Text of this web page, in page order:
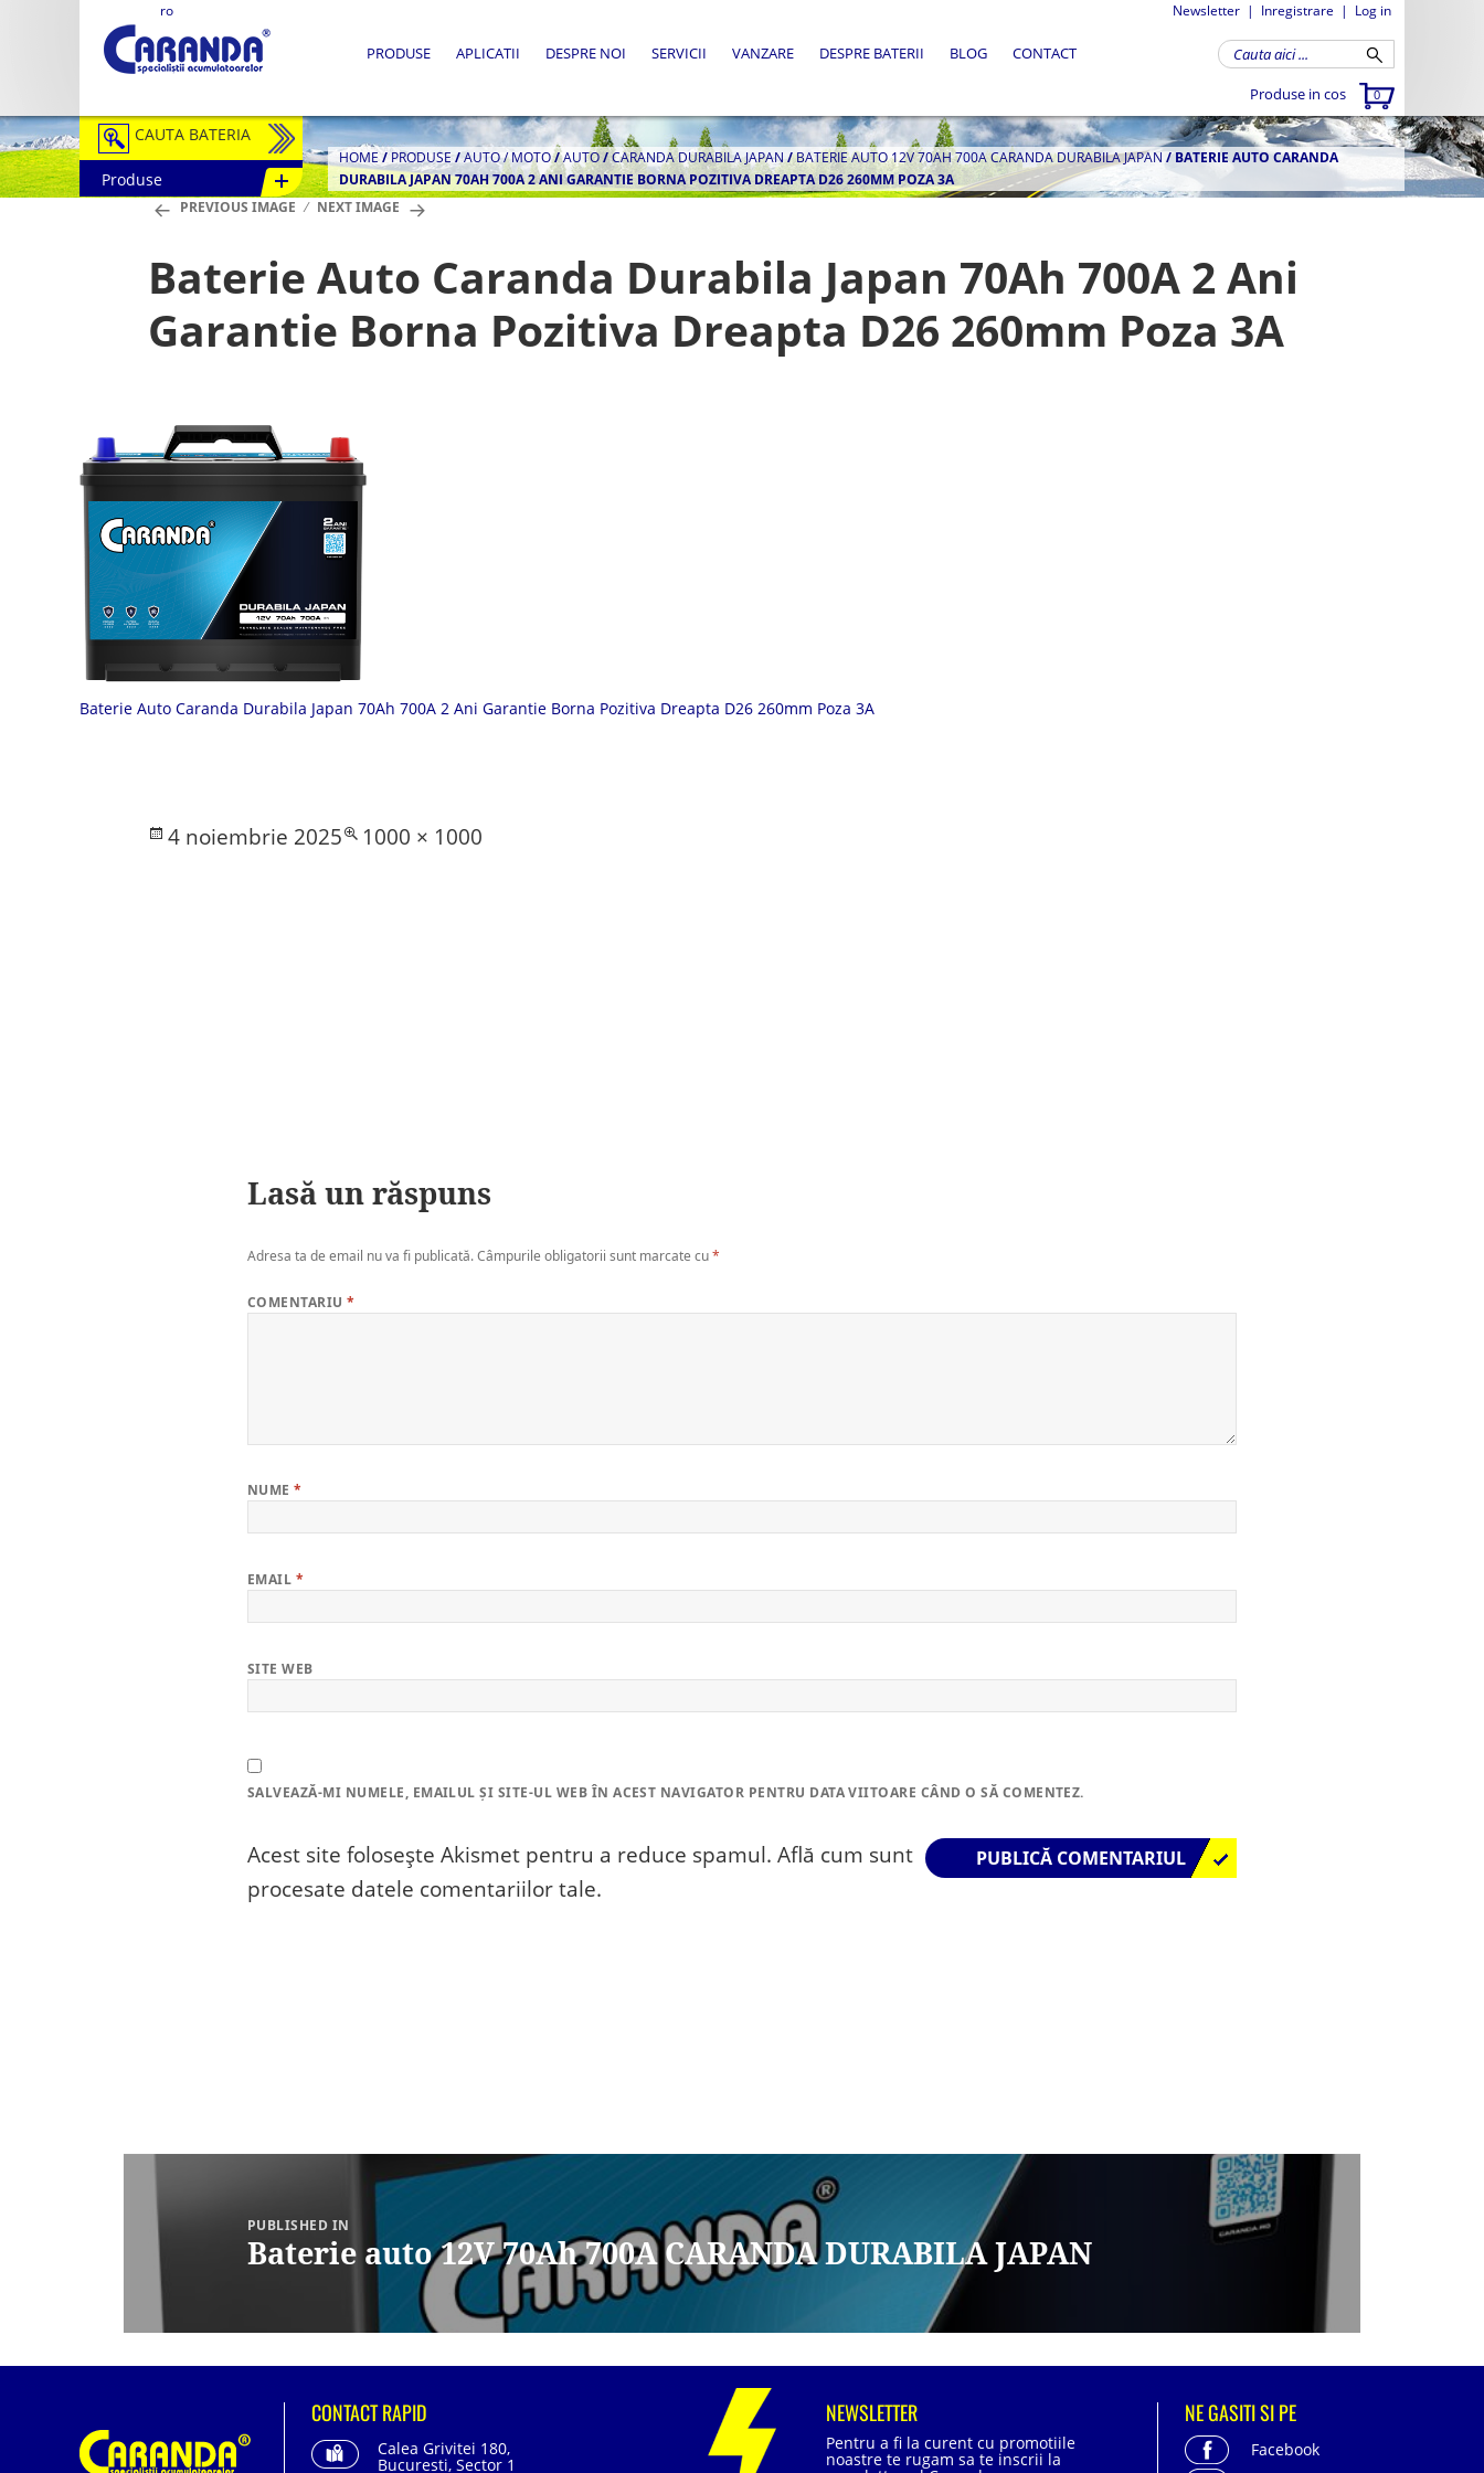
ro Newsletter | Inregistrare | Log in
Produse in cos 0
PRODUSE APLICATII DESPRE NOI SERVICII VANZARE DESPRE BATERII BLOG CONTACT
CAUTA BATERIA
Auto / Moto
Semitractiune
Stationare
Fotovoltaice
Produse
HOME/PRODUSE /AUTO / MOTO/AUTO/CARANDA DURABILA JAPAN/BATERIE AUTO 12V 70AH 700A CARANDA DURABILA JAPAN/BATERIE AUTO CARANDA
DURABILA JAPAN 70AH 700A 2 ANI GARANTIE BORNA POZITIVA DREAPTA D26 260MM POZA 3A
PREVIOUS IMAGE
NEXT IMAGE
Baterie Auto Caranda Durabila Japan 70Ah 700A 2 Ani
Garantie Borna Pozitiva Dreapta D26 260mm Poza 3A
Baterie Auto Caranda Durabila Japan 70Ah 700A 2 Ani Garantie Borna Pozitiva Dreapta D26 260mm Poza 3A
Posted
4 noiembrie 2025
Full
1000 × 1000
Lasă un răspuns
Adresa ta de email nu va fi publicată.Câmpurile obligatorii sunt marcate cu*
COMENTARIU*
NUME*
EMAIL *
SITE WEB
SALVEAZĂ-MI NUMELE, EMAILUL ȘI SITE-UL WEB ÎN ACEST NAVIGATOR PENTRU DATA VIITOARE CÂND O SĂ COMENTEZ.
Acest site folosește Akismet pentru a reduce spamul. Află cum sunt
procesate datele comentariilor tale.
Navigare
PUBLISHED IN
Baterie auto 12V 70Ah 700A CARANDA DURABILA JAPAN
CONTACT RAPID
Calea Grivitei 180,
Bucuresti, Sector 1
NEWSLETTER
Pentru a fi la curent cu promotiile
noastre te rugam sa te inscrii la
NE GASITI SI PE
Facebook